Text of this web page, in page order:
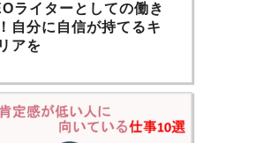
ライターとしての働き
自分に自信が持てるキ
アを